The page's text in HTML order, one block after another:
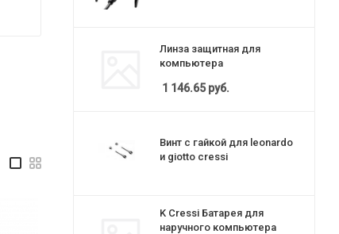
Линза защитная для
компьютера
1 146.65руб.
Винт с гайкой для leonardo
и giotto cressi
K Cressi Батарея для
наручного компьютера